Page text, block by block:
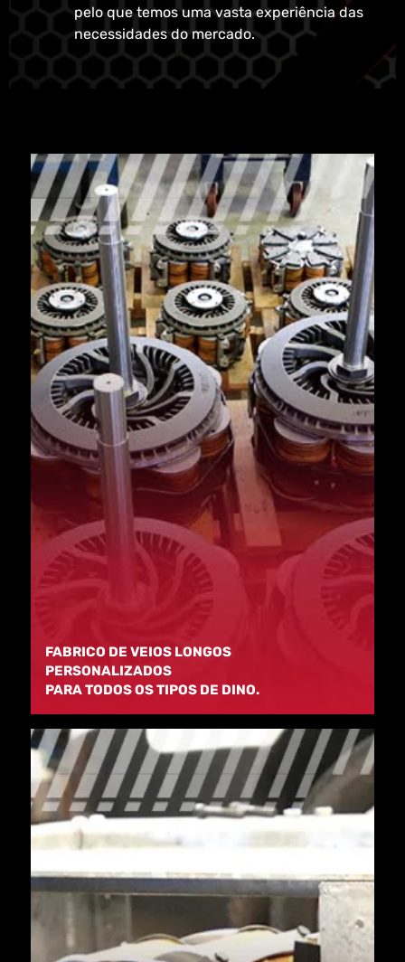
pelo que temos uma vasta experiência das
necessidades do mercado.
FABRICO DE VEIOS LONGOS
PERSONALIZADOS
PARA TODOS OS TIPOS DE DINO.